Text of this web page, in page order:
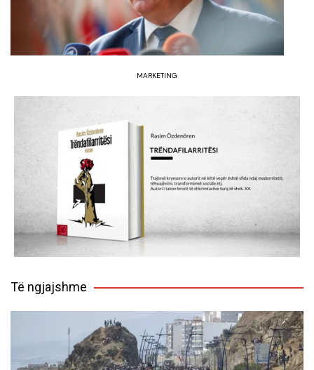
MARKETING
Të ngjajshme